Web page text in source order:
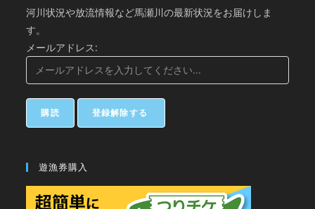
河川状況や放流情報など馬瀬川の最新状況をお届けしま
す。
メールアドレス:
遊漁券購入